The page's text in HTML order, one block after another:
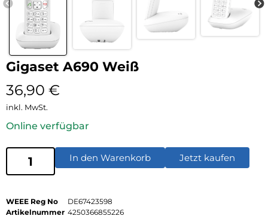
Gigaset A690 Weiß
36,90 €
inkl. MwSt.
Online verfügbar
In den Warenkorb Jetzt kaufen
WEEE Reg No
DE67423598
Artikelnummer 4250366855226